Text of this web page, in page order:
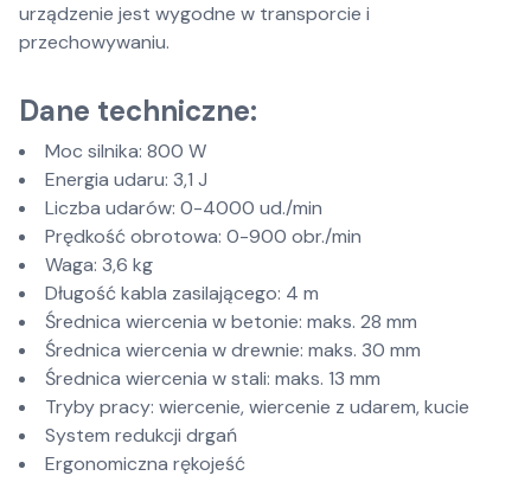
urządzenie jest wygodne w transporcie i
przechowywaniu.
Dane techniczne:
Moc silnika: 800 W
Energia udaru: 3,1 J
Liczba udarów: 0-4000 ud./min
Prędkość obrotowa: 0-900 obr./min
Waga: 3,6 kg
Długość kabla zasilającego: 4 m
Średnica wiercenia w betonie: maks. 28 mm
Średnica wiercenia w drewnie: maks. 30 mm
Średnica wiercenia w stali: maks. 13 mm
Tryby pracy: wiercenie, wiercenie z udarem, kucie
System redukcji drgań
Ergonomiczna rękojeść